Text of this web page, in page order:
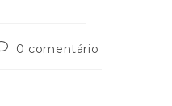
0 comentário